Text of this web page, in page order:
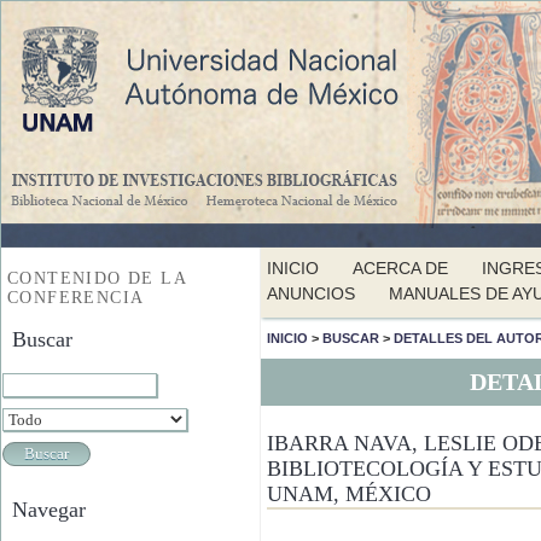
CONTENIDO DE LA
CONFERENCIA
Buscar
Navegar
INICIO ACERCA DE
ANUNCIOS
MANUALES DE
INICIO > BUSCAR > DETALLES DEL
IBARRA NAVA, LESLIE
BIBLIOTECOLOGÍA Y
UNAM, MÉXICO